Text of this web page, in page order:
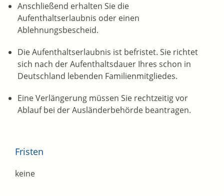
Anschließend erhalten Sie die
Aufenthaltserlaubnis oder einen
Ablehnungsbescheid.
Die Aufenthaltserlaubnis ist befristet. Sie richtet
sich nach der Aufenthaltsdauer Ihres schon in
Deutschland lebenden Familienmitgliedes.
EineVerlängerung müssen Sie rechtzeitig vor
Ablauf bei der Ausländerbehörde beantragen.
Fristen
keine